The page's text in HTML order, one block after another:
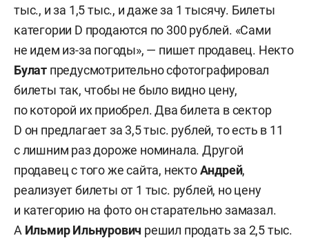
тыс., и за 1,5 тыс., и даже за 1 тысячу. Билеты
категории D продаются по 300 рублей. «Сами
не идем из-за погоды», — пишет продавец. Некто
Булат предусмотрительно сфотографировал
билеты так, чтобы не было видно цену,
по которой их приобрел. Два билета в сектор
D он предлагает за 3,5 тыс. рублей, то есть в 11
с лишним раз дороже номинала. Другой
продавец с того же сайта, нектоАндрей,
реализует билеты от 1 тыс. рублей, но цену
и категорию на фото он старательно замазал.
А Ильмир Ильнурович решил продать за 2,5 тыс.